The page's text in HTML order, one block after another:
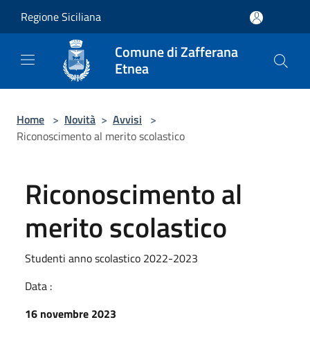
Regione Siciliana
Comune di Zafferana
Etnea
Home > Novità > Avvisi >
Riconoscimento al merito scolastico
Riconoscimento al
merito scolastico
Studenti anno scolastico 2022-2023
Data :
16 novembre 2023